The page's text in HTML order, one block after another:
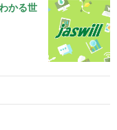
かる世